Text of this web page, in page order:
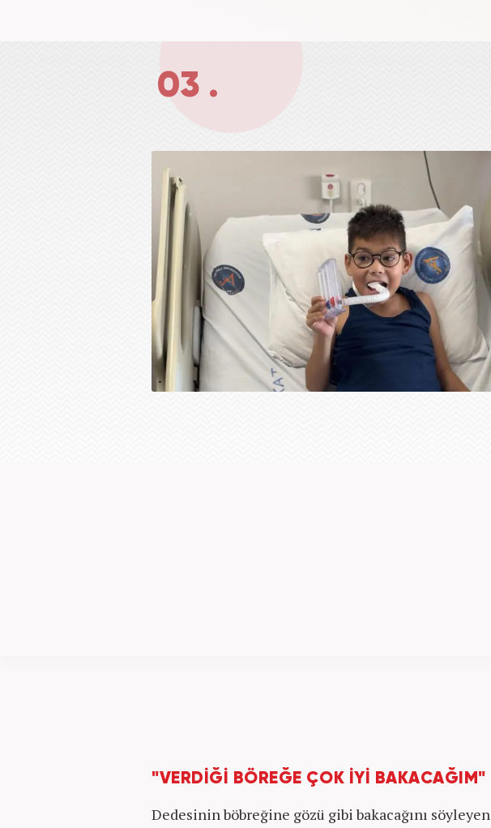
03 .
"VERDİĞİ BÖREĞE ÇOK İYİ BAKACAĞIM"
Dedesinin böbreğine gözü gibi bakacağını söyleyen